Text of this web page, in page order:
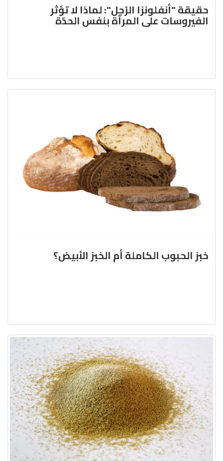
حقيقة "أنفلونزا الرّجل": لماذا لا تؤثر
الفيروسات على المرأة بنفس الحدّة
خبز الحبوب الكاملة أم الخبز الأبيض؟